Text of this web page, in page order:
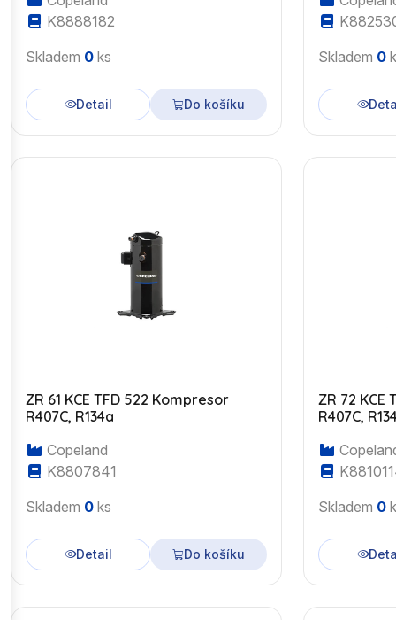
K8888182
Skladem 0 ks
Detail Do košíku
Skladem 0
ZR 61 KCE TFD 522 Kompresor
R407C, R134a
Copeland
K8807841
Skladem 0 ks
Detail Do košíku
ZR 72 KCE
R407C,
Skladem 0